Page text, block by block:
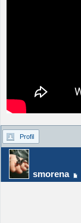
Profil
smorena